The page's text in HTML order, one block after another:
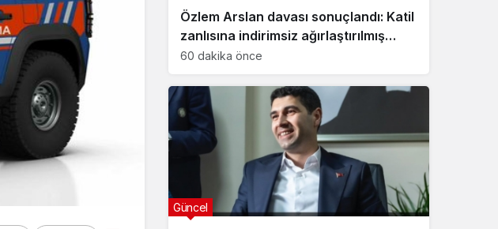
Özlem Arslan davası sonuçlandı: Katil
zanlısına indirimsiz ağırlaştırılmış
müebbet hapis cezası verildi
60 dakika önce
Güncel